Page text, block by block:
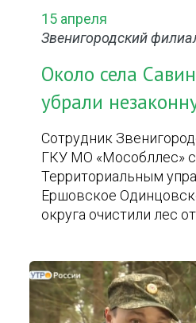
15 апреля
Звенигородский
Около села
убрали
Сотрудник
ГКУ МО «Мособллес»
Территориальным
Ершовское
округа очистили лес